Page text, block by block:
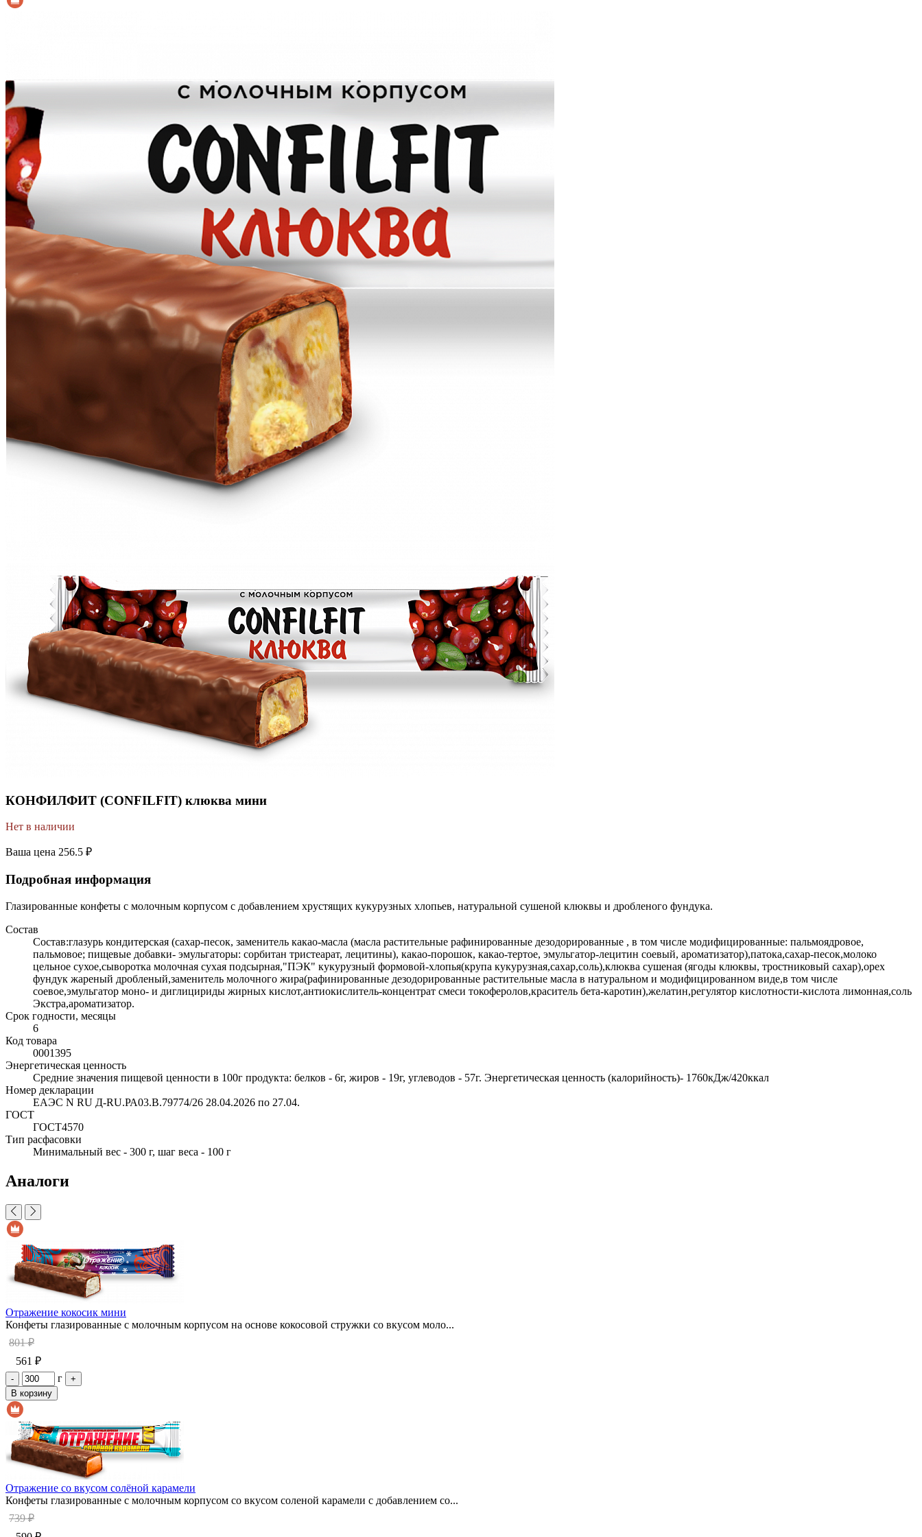
КОНФИЛФИТ (CONFILFIT) клюква мини
Нет в наличии
Ваша цена 256.5 ₽
Подробная информация
Глазированные конфеты с молочным корпусом с добавлением хрустящих кукурузных хлопьев, натуральной сушеной клюквы и дробленого фундука.
Состав
Состав:глазурь кондитерская (сахар-песок, заменитель какао-масла (масла растительные рафинированные дезодорированные , в том числе модифицированные: пальмоядровое,
пальмовое; пищевые добавки- эмульгаторы: сорбитан тристеарат, лецитины), какао-порошок, какао-тертое, эмульгатор-лецитин соевый, ароматизатор),патока,сахар-песок,молоко
цельное сухое,сыворотка молочная сухая подсырная,"ПЭК" кукурузный формовой-хлопья(крупа кукурузная,сахар,соль),клюква сушеная (ягоды клюквы, тростниковый сахар),орех
фундук жареный дробленый,заменитель молочного жира(рафинированные дезодорированные растительные масла в натуральном и модифицированном виде,в том числе
соевое,эмульгатор моно- и диглицириды жирных кислот,антиокислитель-концентрат смеси токоферолов,краситель бета-каротин),желатин,регулятор кислотности-кислота лимонная,соль
Экстра,ароматизатор.
Срок годности, месяцы
6
Код товара
0001395
Энергетическая ценность
Средние значения пищевой ценности в 100г продукта: белков - 6г, жиров - 19г, углеводов - 57г. Энергетическая ценность (калорийность)- 1760кДж/420ккал
Номер декларации
ЕАЭС N RU Д-RU.РА03.В.79774/26 28.04.2026 по 27.04.
ГОСТ
ГОСТ4570
Тип расфасовки
Минимальный вес - 300 г, шаг веса - 100 г
Аналоги
Отражение кокосик мини
Конфеты глазированные с молочным корпусом на основе кокосовой стружки со вкусом моло...
801 ₽
561 ₽
- г
+
В корзину
Отражение со вкусом солёной карамели
Конфеты глазированные с молочным корпусом со вкусом соленой карамели с добавлением со...
739 ₽